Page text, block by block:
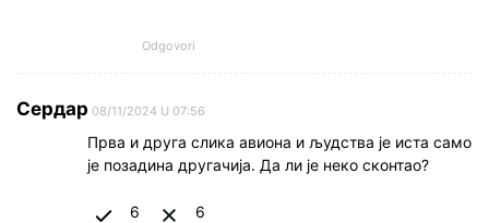
Odgovori
Сердар 08/11/2024 U 07:56
Прва и друга слика авиона и људства је иста само
је позадина другачија. Да ли је неко сконтао?
6 6